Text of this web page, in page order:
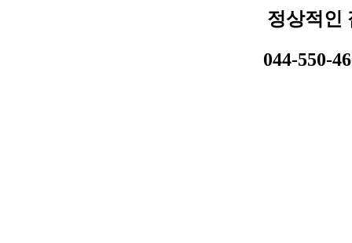
정상적인
044-550-